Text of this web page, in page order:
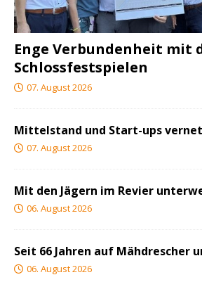
Enge Verbundenheit mit
Schlossfestspielen
07. August 2026
Mittelstand und Start-ups
07. August 2026
Mit den Jägern im Revier
06. August 2026
Seit 66 Jahren auf Mähdrescher
06. August 2026